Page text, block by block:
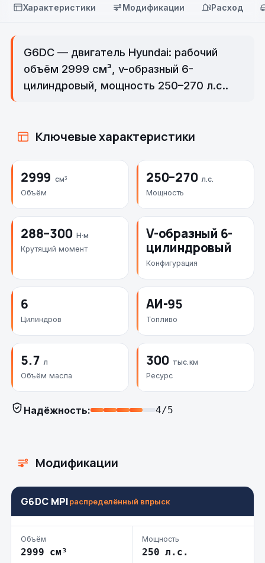
Характеристики Модификации Расход
G6DC — двигатель Hyundai: рабочий
объём 2999 см³, v-образный 6-
цилиндровый, мощность 250–270 л.с..
Ключевые характеристики
2999 см³
Объём
250–270 л.с.
Мощность
288–300 Н·м
Крутящий момент
V-образный 6-
цилиндровый
Конфигурация
6
Цилиндров
АИ-95
Топливо
5.7 л
Объём масла
300 тыс. км
Ресурс
Надёжность: 4/5
Модификации
G6DC MPIраспределённый впрыск
Объём
2999 см³
Мощность
250 л.с.